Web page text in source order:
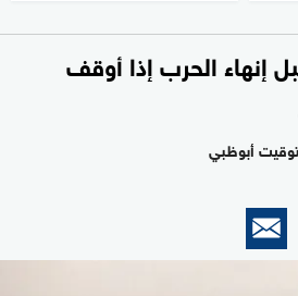
إنهاء الحرب إذا أوقف